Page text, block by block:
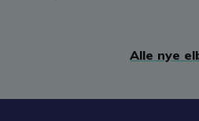
Alle nye